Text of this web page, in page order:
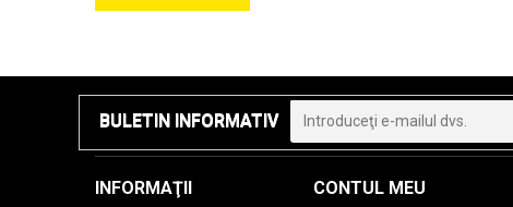
BULETIN INFORMATIV
INFORMAŢII CONTUL MEU